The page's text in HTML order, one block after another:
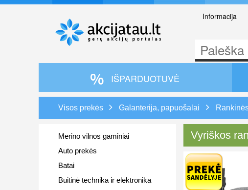
Informacija
IŠPARDUOTUVĖ
Visos prekės Galanterija, papuošalai
Merino vilnos gaminiai
Auto prekės
Batai
Buitinė technika ir elektronika
Vyriškos